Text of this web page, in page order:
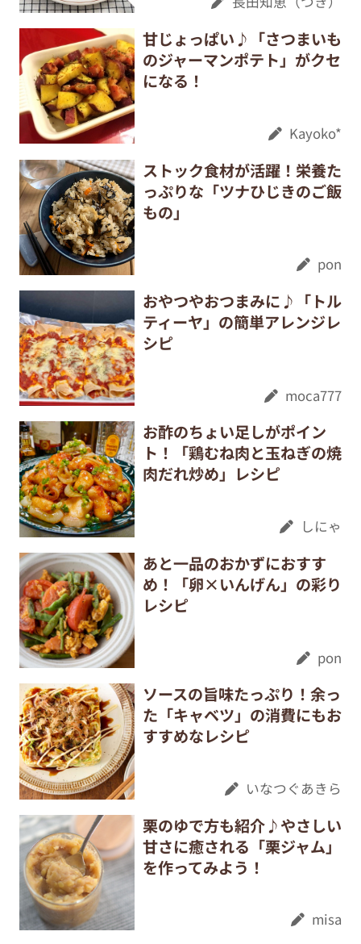
甘じょっぱい♪「さつまいも
のジャーマンポテト」がクセ
になる！
Kayoko*
ストック食材が活躍！栄養た
っぷりな「ツナひじきのご飯
もの」
pon
おやつやおつまみに♪「トル
ティーヤ」の簡単アレンジレ
シピ
moca777
お酢のちょい足しがポイン
ト！「鶏むね肉と玉ねぎの焼
肉だれ炒め」レシピ
しにゃ
あと一品のおかずにおすす
め！「卵×いんげん」の彩り
レシピ
pon
ソースの旨味たっぷり！余っ
た「キャベツ」の消費にもお
すすめなレシピ
いなつぐあきら
栗のゆで方も紹介♪やさしい
甘さに癒される「栗ジャム」
を作ってみよう！
misa